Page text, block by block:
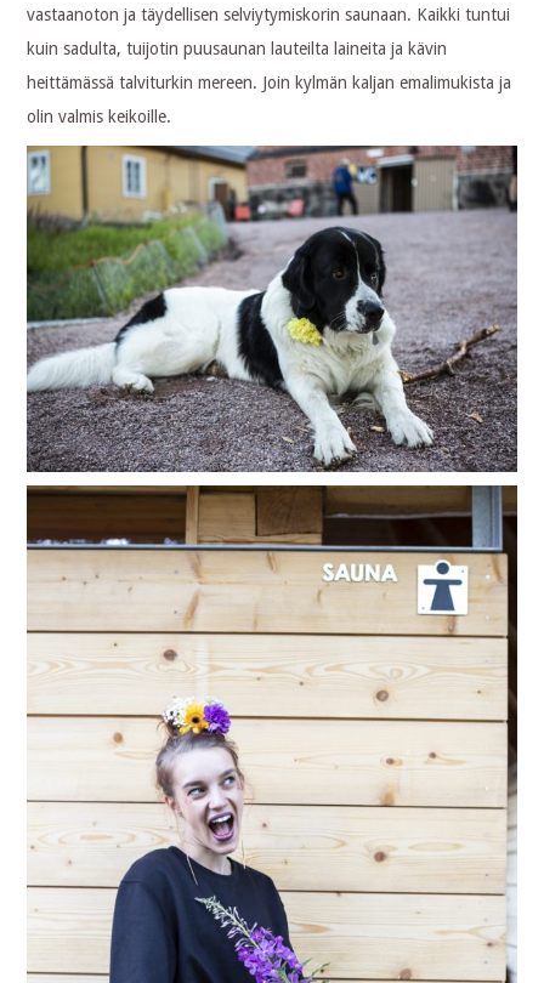
vastaanoton ja täydellisen selviytymiskorin saunaan. Kaikki tuntui
kuin sadulta, tuijotin puusaunan lauteilta laineita ja kävin
heittämässä talviturkin mereen. Join kylmän kaljan emalimukista ja
olin valmis keikoille.